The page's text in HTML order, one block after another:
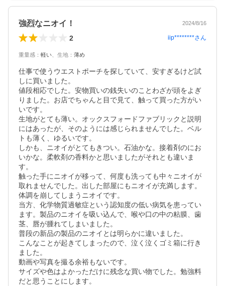
強烈なニオイ！ 2024/8/16
2 iip********さん
重量感 ： 軽い 生地 ： 薄め
仕事で使うウエストポーチを探していて、安すぎるけど試
しに買いました。
値段相応でした。安物買いの銭失いのことわざが頭をよぎ
りました。お店でちゃんと目で見て、触って買った方がい
いです。
生地がとても薄い。オックスフォードファブリックと説明
にはあったが、そのようには感じられませんでした。ベル
トも薄く、ゆるいです。
しかも、ニオイがとてもきつい。石油かな。接着剤のにお
いかな。柔軟剤の香料かと思いましたがそれとも違いま
す。
触った手にニオイが移って、何度も洗っても中々ニオイが
取れませんでした。出した部屋にもニオイが充満します。
体調を崩してしまうニオイです。
当方、化学物質過敏症という認知度の低い病気を患ってい
ます。製品のニオイを吸い込んで、喉や口の中の粘膜、歯
茎、唇が腫れてしまいました。
普段の新品の製品のニオイとは明らかに違いました。
こんなことが起きてしまったので、泣く泣くゴミ箱に行き
ました。
動画や写真を撮る余裕もないです。
サイズや色はよかっただけに残念な買い物でした。勉強料
だと思うことにします。